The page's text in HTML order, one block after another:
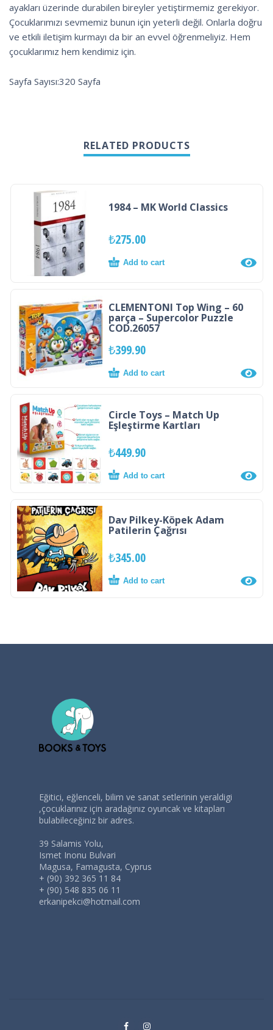
ayakları üzerinde durabilen bireyler yetiştirmemiz gerekiyor.
Çocuklarımızı sevmemiz bunun için yeterli değil. Onlarla doğru
ve etkili iletişim kurmayı da bir an evvel öğrenmeliyiz. Hem
çocuklarımız hem kendimiz için.
Sayfa Sayısı:320 Sayfa
RELATED PRODUCTS
1984 – MK World Classics
₺275.00
Add to cart
CLEMENTONI Top Wing – 60
parça – Supercolor Puzzle
COD.26057
₺399.90
Add to cart
Circle Toys – Match Up
Eşleştirme Kartları
₺449.90
Add to cart
Dav Pilkey-Köpek Adam
Patilerin Çağrısı
₺345.00
Add to cart
Eğitici, eğlenceli, bilim ve sanat setlerinin yeraldigi
,çocuklarınız için aradağınız oyuncak ve kitapları
bulabileceğiniz bir adres.
39 Salamis Yolu,
Ismet Inonu Bulvari
Magusa, Famagusta, Cyprus
+ (90) 392 365 11 84
+ (90) 548 835 06 11
erkanipekci@hotmail.com